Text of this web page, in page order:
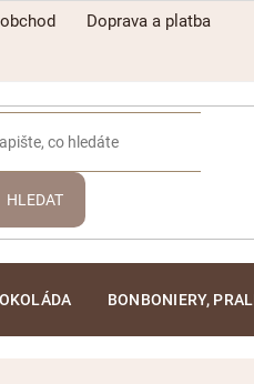
Doprava a platba
HLEDAT
BONBONIERY,